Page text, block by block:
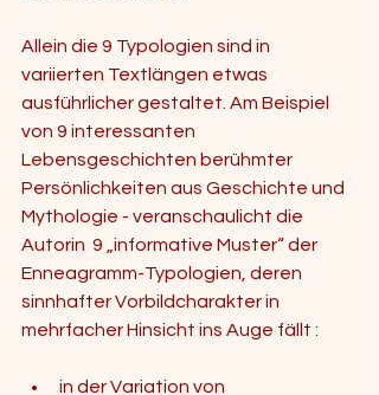
Allein die 9 Typologien sind in
variierten Textlängen etwas
ausführlicher gestaltet. Am Beispiel
von 9 interessanten
Lebensgeschichten berühmter
Persönlichkeiten aus Geschichte und
Mythologie - veranschaulicht die
Autorin  9 „informative Muster“ der
Enneagramm-Typologien, deren
sinnhafter Vorbildcharakter in
mehrfacher Hinsicht ins Auge fällt :
in der Variation von